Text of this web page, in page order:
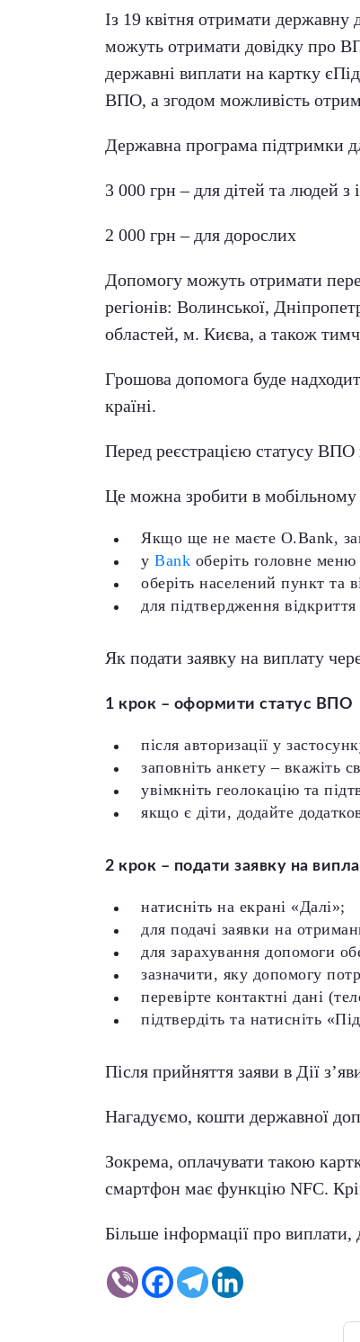
Із 19 квітня отримати
можуть отримати довідку про
державні виплати на картку
ВПО, а згодом можливість
Державна програма підтримки
3 000 грн – для дітей та людей з
2 000 грн – для дорослих
Допомогу можуть отримати
регіонів: Волинської,
областей, м. Києва, а також
Грошова допомога буде
країні.
Перед реєстрацією статусу ВПО
Це можна зробити в мобільному
Якщо ще не маєте O.Bank,
у Bank оберіть головне
оберіть населений пункт та
для підтвердження
Як подати заявку на виплату
1 крок – оформити статус ВПО
після авторизації у
заповніть анкету – вкажіть
увімкніть геолокацію та
якщо є діти, додайте
2 крок – подати заявку на
натисніть на екрані «Далі»;
для подачі заявки на
для зарахування допомоги
зазначити, яку допомогу
перевірте контактні дані
підтвердіть та натисніть
Після прийняття заяви в Дії
Нагадуємо, кошти державної
Зокрема, оплачувати такою
смартфон має функцію NFC.
Більше інформації про